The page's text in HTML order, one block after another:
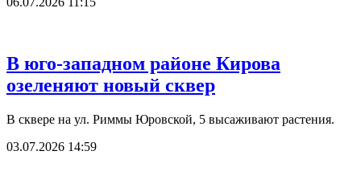
В юго-западном районе Кирова
озеленяют новый сквер
В сквере на ул. Риммы Юровской, 5 высаживают растения.
03.07.2026 14:59